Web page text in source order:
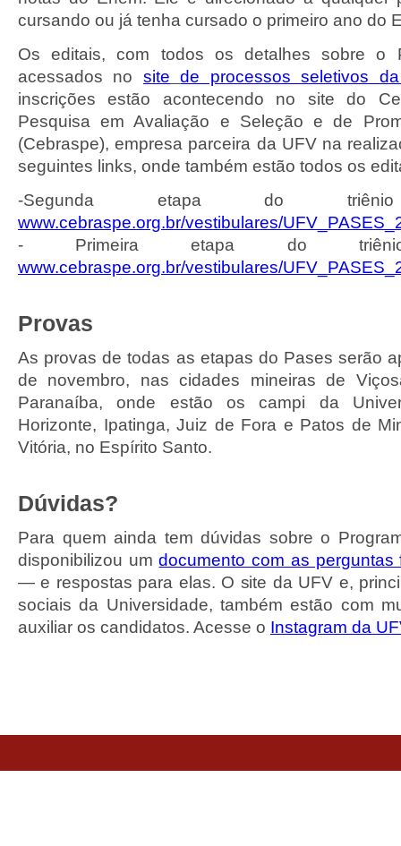
cursando ou já tenha cursado o primeiro ano do
Os editais, com todos os detalhes sobre o
acessados no site de processos seletivos
inscrições estão acontecendo no site do
Pesquisa em Avaliação e Seleção e de
(Cebraspe), empresa parceira da UFV na
seguintes links, onde também estão todos os
-Segunda etapa do triênio
www.cebraspe.org.br/vestibulares/
- Primeira etapa do triênio
www.cebraspe.org.br/vestibulares/
Provas
As provas de todas as etapas do Pases serão
de novembro, nas cidades mineiras de
Paranaíba, onde estão os campi da
Horizonte, Ipatinga, Juiz de Fora e Patos de
Vitória, no Espírito Santo.
Dúvidas?
Para quem ainda tem dúvidas sobre o
disponibilizou umdocumento com as perguntas
— e respostas para elas. O site da UFV e,
sociais da Universidade, também estão com
auxiliar os candidatos. Acesse o Instagram da